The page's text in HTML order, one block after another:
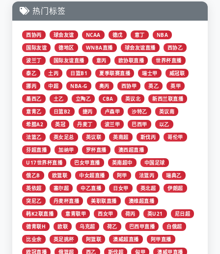
热门标签
西协丙 球会友谊 NCAA 德戊 意丁
NBA
国际友谊
德地区 WNBA直播 球会友谊直播
西协乙
波兰丁
国际友谊直播 意丙 欧协联直播
世界杯直播
泰乙
土丙 日篮B1 夏季联赛直播 瑞士甲
威冠联
挪丙
中超 NBA-G 奥丙 西协甲 英乙
英甲
墨西乙
土乙 立陶乙 CBA 英议北
新西兰联直播
意青乙
日篮B2 捷丙 卢森甲 沙特乙
英议南
希腊A2
英冠 丹麦丁 波兰甲 巴西甲
以乙
法篮乙
英女足总 英议联 英南超 斯伐丙
哥伦甲
芬超直播
加纳甲 罗杯直播
澳西超直播
U17世界杯直播
巴女甲直播 英南超中
中国足球
俄乙B
欧篮联 中女超直播 阿甲 法篮丙
瑞典乙
英依超
塞尔超 中乙直播 日女甲 英北超
伊朗超
突尼乙
丹麦杯直播 美职联直播
澳维超直播
韩K2联直播
意青联甲 西女甲 荷丙 英U21
尼日超
德青联H
欧联 乌克超 荷乙 巴西甲直播
白俄超
比业余
英足挑杯 阿篮联 澳威超直播
阿甲直播
欧冠直播
俄篮超 西乙 斯伐超 匈甲 澳威甲直播